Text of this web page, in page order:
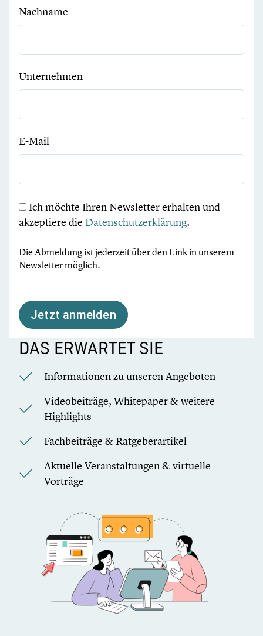
Nachname
Unternehmen
E-Mail
Ich möchte Ihren Newsletter erhalten und
akzeptiere die Datenschutzerklärung.
Die Abmeldung ist jederzeit über den Link in unserem
Newsletter möglich.
Jetzt anmelden
DAS ERWARTET SIE
Informationen zu unseren Angeboten
Videobeiträge, Whitepaper & weitere
Highlights
Fachbeiträge & Ratgeberartikel
Aktuelle Veranstaltungen & virtuelle
Vorträge